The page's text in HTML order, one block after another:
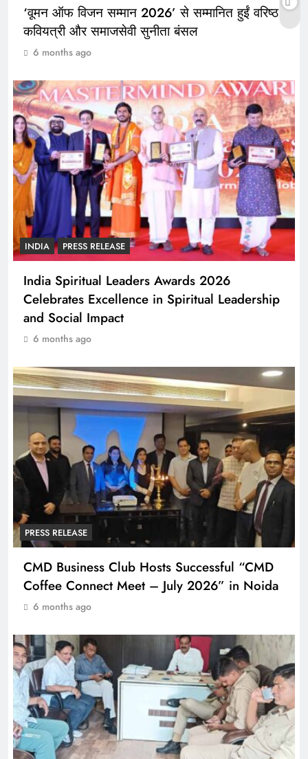
‘वूमन ऑफ विजन सम्मान 2026’ से सम्मानित हुईं वरिष्ठ
कवियत्री और समाजसेवी सुनीता बंसल
6 months ago
INDIA PRESS RELEASE
India Spiritual Leaders Awards 2026
Celebrates Excellence in Spiritual Leadership
and Social Impact
6 months ago
PRESS RELEASE
CMD Business Club Hosts Successful “CMD
Coffee Connect Meet – July 2026” in Noida
6 months ago